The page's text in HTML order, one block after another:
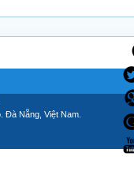
Đà Nẵng, Việt Nam.